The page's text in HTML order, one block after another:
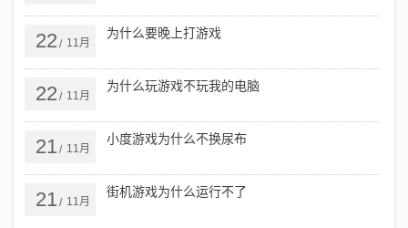
22 / 11月
为什么要晚上打游戏
22 / 11月
为什么玩游戏不玩我的电脑
21 / 11月
小度游戏为什么不换尿布
21 / 11月
街机游戏为什么运行不了